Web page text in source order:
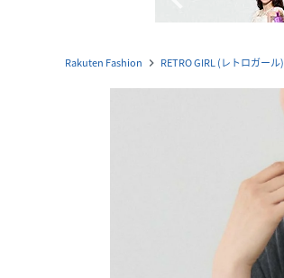
Rakuten Fashion navigate_next RETRO GIRL (レトロガール)